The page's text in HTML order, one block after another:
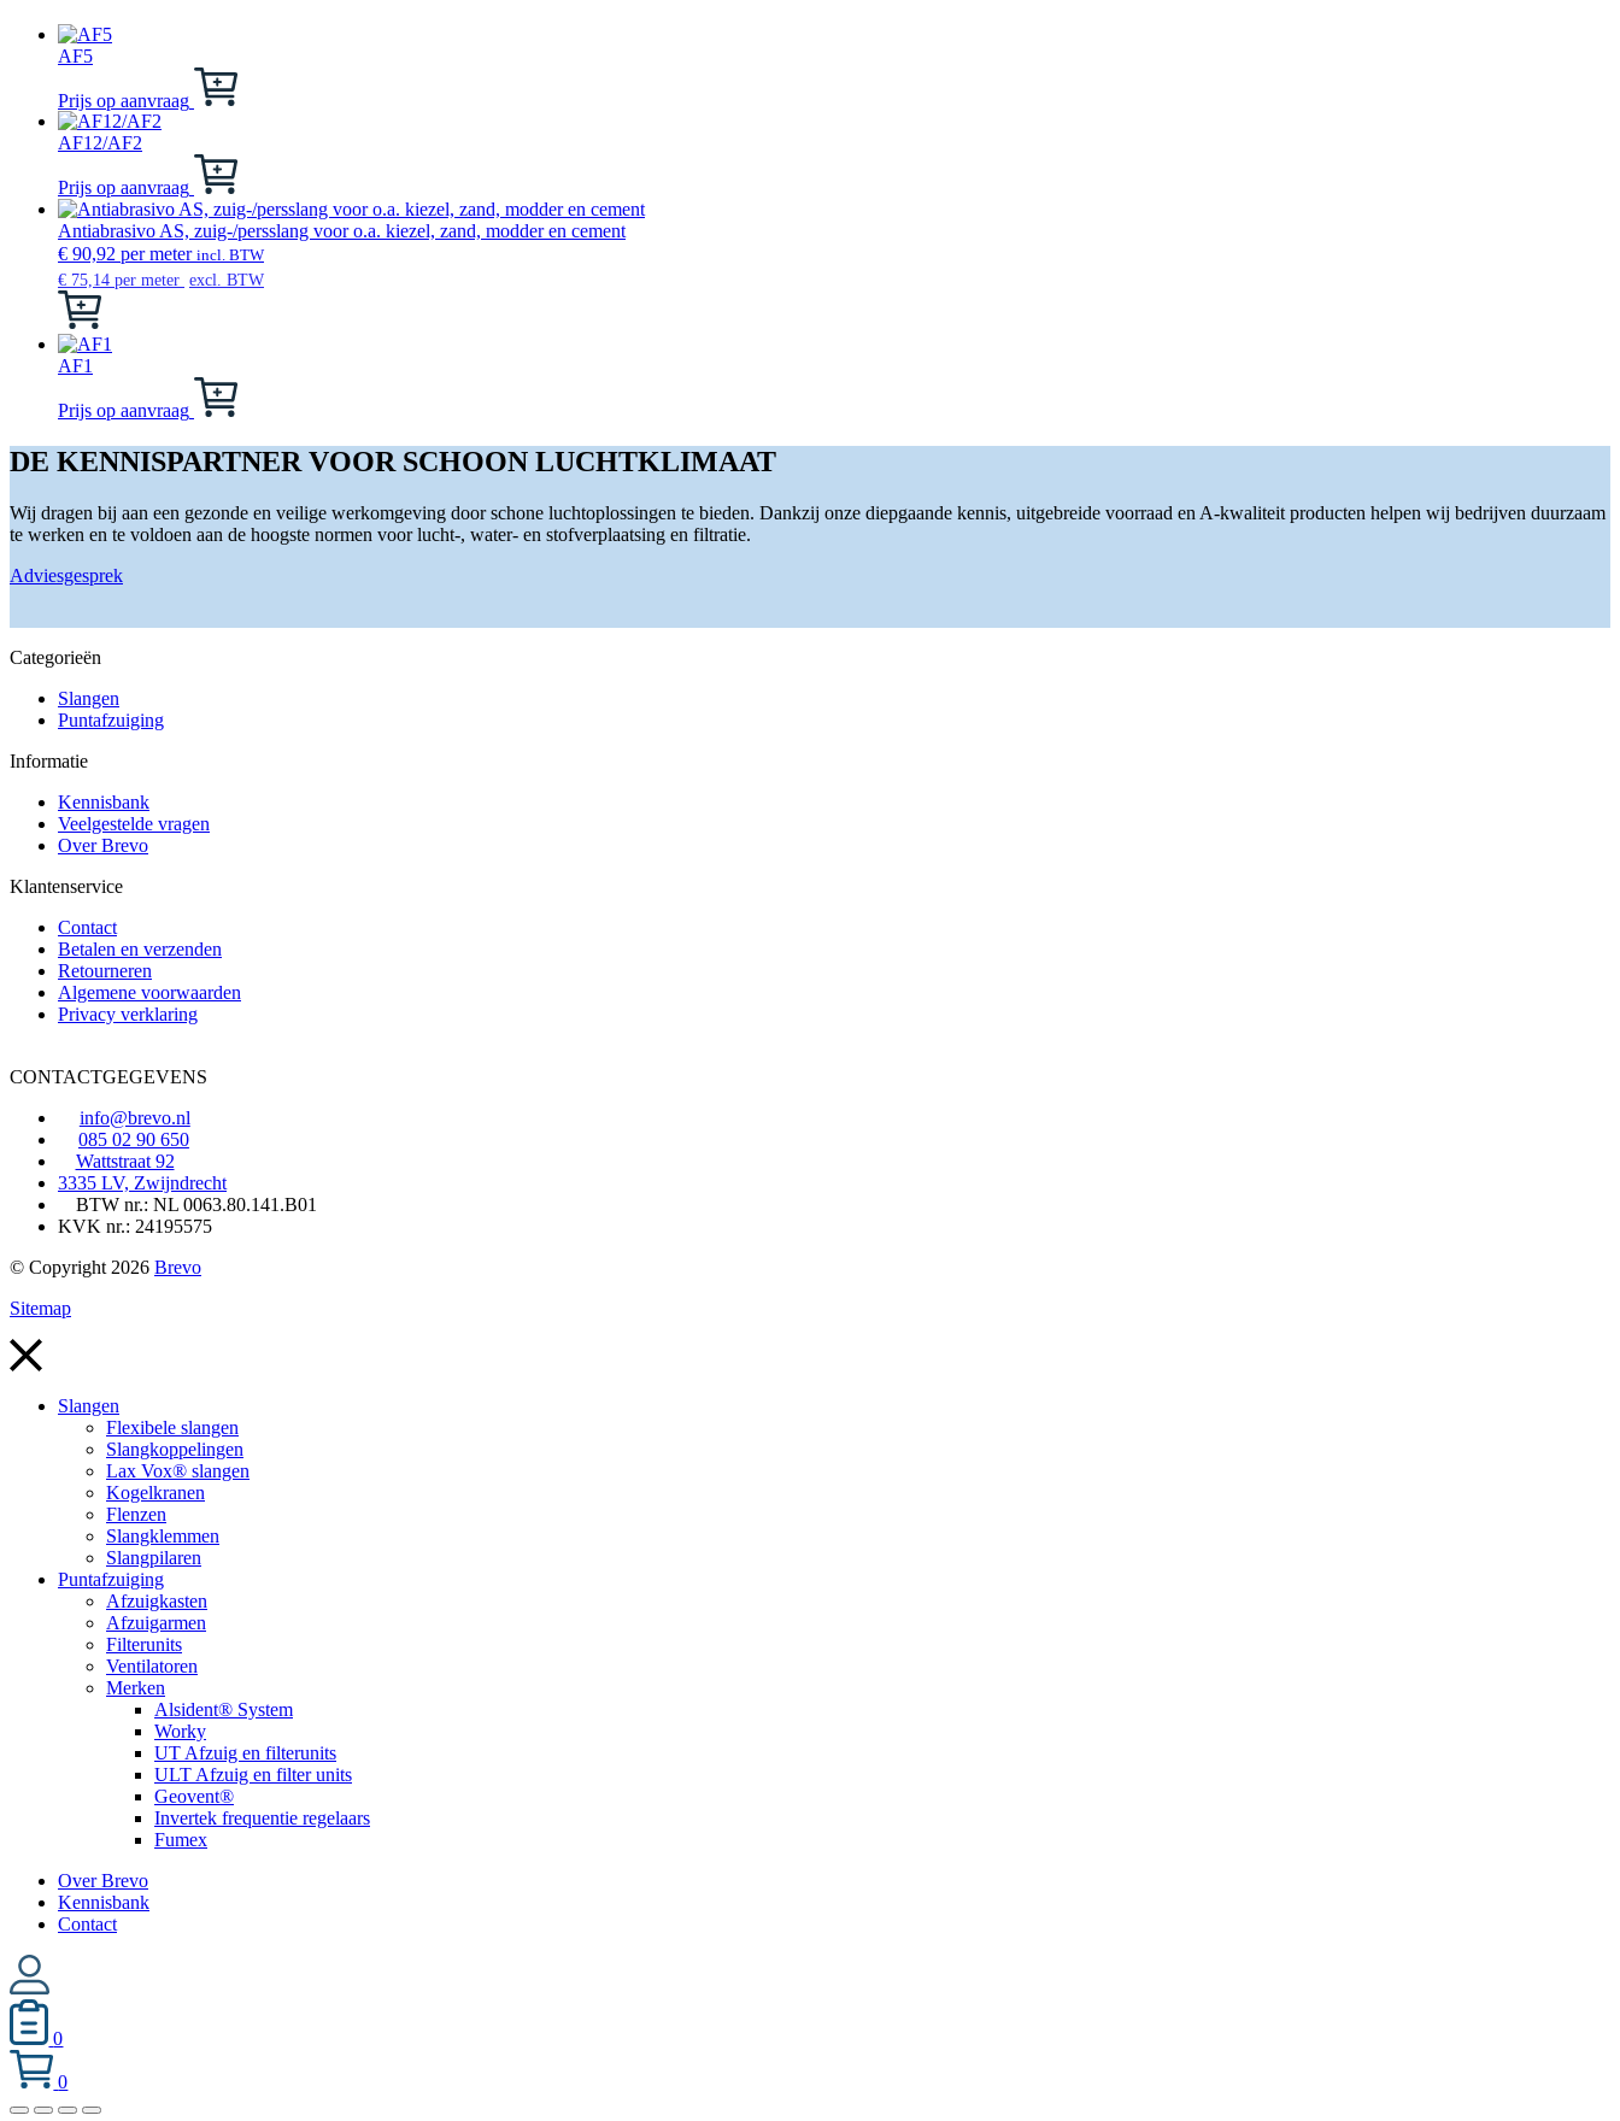
AF5
Prijs op aanvraag
Dit
variaties.
optie
kan
gekozen
worden
op
AF12/AF2
Prijs op aanvraag
Dit
heeft
meerdere
variaties.
Deze
optie
op
Antiabrasivo AS, zuig-/persslang voor o.a. kiezel, zand, modder en cement
€ 90,92 per meter incl. BTW
€ 75,14 per meter excl. BTW
Dit
heeft
Deze
kan
gekozen
op
de
AF1
Prijs op aanvraag
Dit
meerdere
variaties.
optie
kan
de
DE KENNISPARTNER VOOR SCHOON LUCHTKLIMAAT
Wij dragen bij aan een gezonde en veilige werkomgeving door schone luchtoplossingen te bieden. Dankzij onze diepgaande kennis, uitgebreide voorraad en A-kwaliteit producten helpen wij bedrijven duurzaam
te werken en te voldoen aan de hoogste normen voor lucht-, water- en stofverplaatsing en filtratie.
Adviesgesprek
Categorieën
Slangen
Puntafzuiging
Informatie
Kennisbank
Veelgestelde vragen
Over Brevo
Klantenservice
Contact
Betalen en verzenden
Retourneren
Algemene voorwaarden
Privacy verklaring
CONTACTGEGEVENS
info@brevo.nl
085 02 90 650
Wattstraat 92
3335 LV, Zwijndrecht
BTW nr.: NL 0063.80.141.B01
KVK nr.: 24195575
© Copyright 2026 Brevo
Sitemap
Slangen
Flexibele slangen
Slangkoppelingen
Lax Vox® slangen
Kogelkranen
Flenzen
Slangklemmen
Slangpilaren
Puntafzuiging
Afzuigkasten
Afzuigarmen
Filterunits
Ventilatoren
Merken
Alsident® System
Worky
UT Afzuig en filterunits
ULT Afzuig en filter units
Geovent®
Invertek frequentie regelaars
Fumex
Over Brevo
Kennisbank
Contact
0
0